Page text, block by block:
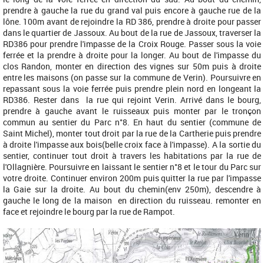
prendre à gauche la rue du grand val puis encore à gauche rue de la
lône. 100m avant de rejoindre la RD 386, prendre à droite pour passer
dans le quartier de Jassoux. Au bout de la rue de Jassoux, traverser la
RD386 pour prendre l'impasse de la Croix Rouge. Passer sous la voie
ferrée et la prendre à droite pour la longer. Au bout de l'impasse du
clos Randon, monter en direction des vignes sur 50m puis à droite
entre les maisons (on passe sur la commune de Verin). Poursuivre en
repassant sous la voie ferrée puis prendre plein nord en longeant la
RD386. Rester dans la rue qui rejoint Verin. Arrivé dans le bourg,
prendre à gauche avant le ruisseaux puis monter par le tronçon
commun au sentier du Parc n°8. En haut du sentier (commune de
Saint Michel), monter tout droit par la rue de la Cartherie puis prendre
à droite l'impasse aux bois(belle croix face à l'impasse). A la sortie du
sentier, continuer tout droit à travers les habitations par la rue de
l'Ollagnière. Poursuivre en laissant le sentier n°8 et le tour du Parc sur
votre droite. Continuer environ 200m puis quitter la rue par l'impasse
la Gaie sur la droite. Au bout du chemin(env 250m), descendre à
gauche le long de la maison en direction du ruisseau. remonter en
face et rejoindre le bourg par la rue de Rampot.